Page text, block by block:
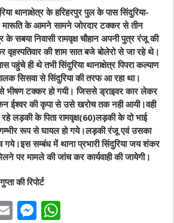
थानाक्षेत्र के हरिहरपुर पुल के पास सिंदुरिया-
मारूति के आमने सामने जोरदार टक्कर से तीन
के सबया निवासी रामवृक्ष चौहान अपनी पुत्र रंजू की
वृहस्पतिवार की शाम सात बजे बोलेरो से जा रहे थे।
पहुंचे ही थे तभी सिंदुरिया थानाक्षेत्र पिपरा कल्याण
सिसवा से सिंदुरिया की तरफ आ रहा था।
भीषण टक्कर हो गयी। जिससे ड्राइवर कार लेकर
ईश्वर की कृपा से उसे खरोच तक नही आयी।वही
लड़की के पिता रामवृक्ष(60)लड़की के दो भाई
रूप से घायल हो गये।लड़की रंजू एवं उसका
गये।इस सम्बंध में थाना प्रभारी सिंदुरिया जय शंकर
पर मामले की जांच कर कार्यवाही की जायेगी।
की रिपोर्ट
E
M